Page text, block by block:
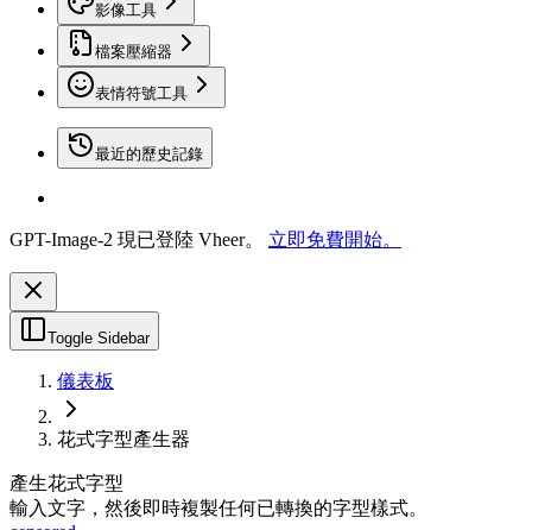
影像工具
檔案壓縮器
表情符號工具
最近的歷史記錄
GPT-Image-2 現已登陸 Vheer。 立即免費開始。
Toggle Sidebar
儀表板
花式字型產生器
產生花式字型
輸入文字，然後即時複製任何已轉換的字型樣式。